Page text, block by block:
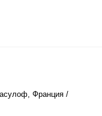
Франция /